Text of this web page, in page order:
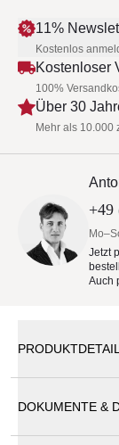
11%
Kostenlos
Kostenloser
100%
Über 30
Mehr als 10.000
+49
Jetzt
Auch
DOKUMENTE &